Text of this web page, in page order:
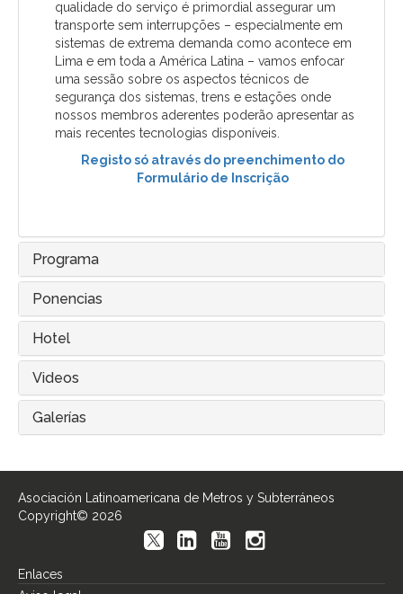
qualidade do serviço é primordial assegurar um
transporte sem interrupções – especialmente em
sistemas de extrema demanda como acontece em
Lima e em toda a América Latina – vamos enfocar
uma sessão sobre os aspectos técnicos de
segurança dos sistemas, trens e estações onde
nossos membros aderentes poderão apresentar as
mais recentes tecnologias disponíveis.
Registo só através do preenchimento do
Formulário de Inscrição
Programa
Ponencias
Hotel
Videos
Galerías
Asociación Latinoamericana de Metros y Subterráneos
Copyright© 2026
Enlaces